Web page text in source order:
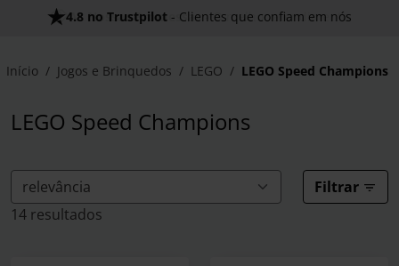
As Nossas Promessas- O melhor atendimento
4.8 no Trustpilot - Clientes que confiam em nós
Início Jogos e Brinquedos LEGO LEGO Speed Champions
LEGO Speed Champions
Filtrar
14 resultados